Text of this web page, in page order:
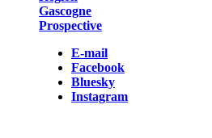
Gascogne
Prospective
E-mail
Facebook
Bluesky
Instagram